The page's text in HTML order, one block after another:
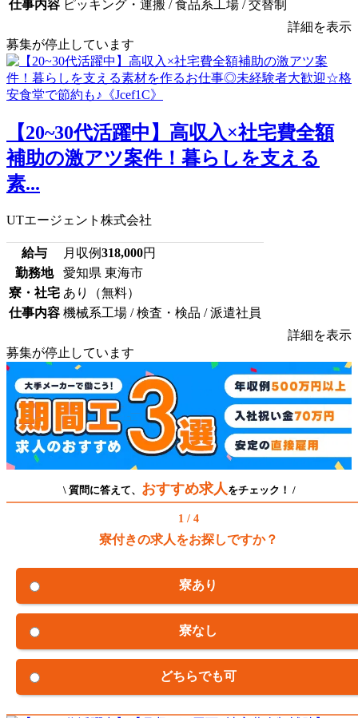
仕事内容 ピッキング・運搬 / 食品系工場 / 交替制
詳細を表示
募集が停止しています
【20~30代活躍中】高収入×社宅費全額
補助の激アツ案件！暮らしを支える
素...
UTエージェント株式会社
給与 月収例318,000円
勤務地
愛知県 東海市
寮・社宅 あり（無料）
仕事内容 機械系工場 / 検査・検品 / 派遣社員
詳細を表示
募集が停止しています
\ 質問に答えて、 おすすめ求人 をチェック！ /
1 / 4
寮付きの求人をお探しですか？
寮あり
寮なし
どちらでも可